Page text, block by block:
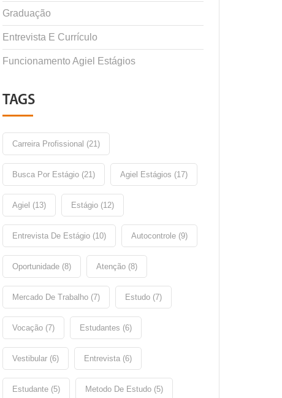
Graduação
Entrevista E Currículo
Funcionamento Agiel Estágios
TAGS
Carreira Profissional (21)
Busca Por Estágio (21) Agiel Estágios (17)
Agiel (13) Estágio (12)
Entrevista De Estágio (10) Autocontrole (9)
Oportunidade (8) Atenção (8)
Mercado De Trabalho (7) Estudo (7)
Vocação (7) Estudantes (6)
Vestibular (6) Entrevista (6)
Estudante (5) Metodo De Estudo (5)